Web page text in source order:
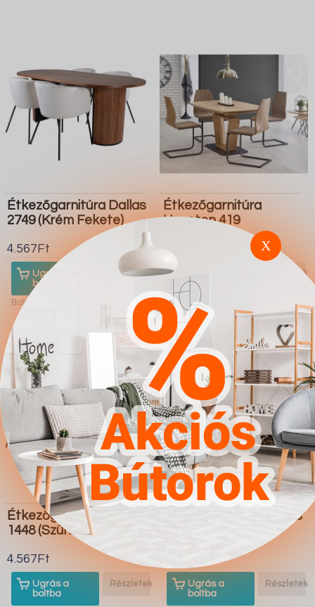
Étkezőgarnitúra Dallas
2749 (Krém Fekete)
4.567Ft
Ugrás a
boltba
Részletek
Butor1.hu
Étkezőgarnitúra
Houston 419
boltba
Részletek
Butor1.hu
Étkezőgarnitúra Dallas
1448 (Szürke Fekete)
4.567Ft
Ugrás a
boltba
Részletek
Étkezőgarnitúra Dallas
Ugrás a
boltba
Részletek
X